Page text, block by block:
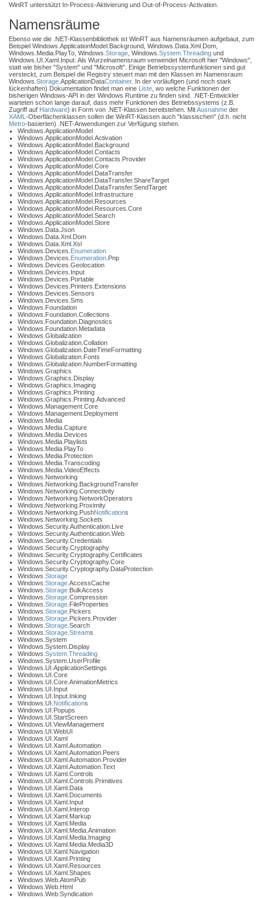
WinRT unterstützt In-Process-Aktivierung und Out-of-Process-Activation.
Namensräume
Ebenso wie die .NET-Klassenbibliothek ist WinRT aus Namensräumen aufgebaut, zum
Beispiel Windows.ApplicationModel.Background, Windows.Data.Xml.Dom,
Windows.Media.PlayTo, Windows. Storage , Windows. System.Threading und
Windows.UI.Xaml.Input. Als Wurzelnamensraum verwendet Microsoft hier "Windows",
statt wie bisher "System" und "Microsoft". Einige Betriebssystemfunktionen sind gut
versteckt, zum Beispiel die Registry steuert man mit den Klassen im Namensraum
Windows. Storage .ApplicationDataContainer. In der vorläufigen (und noch stark
lückenhaften) Dokumentation findet man eine Liste , wo welche Funktionen der
bisherigen Windows-API in der Windows Runtime zu finden sind. .NET-Entwickler
warteten schon lange darauf, dass mehr Funktionen des Betriebssystems (z.B.
Zugriff auf Hardware) in Form von .NET-Klassen bereitstehen. MitAusnahme der
XAML -Oberflächenklassen sollen die WinRT-Klassen auch "klassischen" (d.h. nicht
Metro-basierten) .NET-Anwendungen zur Verfügung stehen.
Windows.ApplicationModel
Windows.ApplicationModel.Activation
Windows.ApplicationModel.Background
Windows.ApplicationModel.Contacts
Windows.ApplicationModel.Contacts.Provider
Windows.ApplicationModel.Core
Windows.ApplicationModel.DataTransfer
Windows.ApplicationModel.DataTransfer.ShareTarget
Windows.ApplicationModel.DataTransfer.SendTarget
Windows.ApplicationModel.Infrastructure
Windows.ApplicationModel.Resources
Windows.ApplicationModel.Resources.Core
Windows.ApplicationModel.Search
Windows.ApplicationModel.Store
Windows.Data.Json
Windows.Data.Xml.Dom
Windows.Data.Xml.Xsl
Windows.Devices. Enumeration
Windows.Devices. Enumeration .Pnp
Windows.Devices.Geolocation
Windows.Devices.Input
Windows.Devices.Portable
Windows.Devices.Printers.Extensions
Windows.Devices.Sensors
Windows.Devices.Sms
Windows.Foundation
Windows.Foundation.Collections
Windows.Foundation.Diagnostics
Windows.Foundation.Metadata
Windows.Globalization
Windows.Globalization.Collation
Windows.Globalization.DateTimeFormatting
Windows.Globalization.Fonts
Windows.Globalization.NumberFormatting
Windows.Graphics
Windows.Graphics.Display
Windows.Graphics.Imaging
Windows.Graphics.Printing
Windows.Graphics.Printing.Advanced
Windows.Management.Core
Windows.Management.Deployment
Windows.Media
Windows.Media.Capture
Windows.Media.Devices
Windows.Media.Playlists
Windows.Media.PlayTo
Windows.Media.Protection
Windows.Media.Transcoding
Windows.Media.VideoEffects
Windows.Networking
Windows.Networking.BackgroundTransfer
Windows.Networking.Connectivity
Windows.Networking.NetworkOperators
Windows.Networking.Proximity
Windows.Networking.PushNotifications
Windows.Networking.Sockets
Windows.Security.Authentication.Live
Windows.Security.Authentication.Web
Windows.Security.Credentials
Windows.Security.Cryptography
Windows.Security.Cryptography.Certificates
Windows.Security.Cryptography.Core
Windows.Security.Cryptography.DataProtection
Windows. Storage
Windows. Storage .AccessCache
Windows. Storage .BulkAccess
Windows. Storage .Compression
Windows. Storage .FileProperties
Windows. Storage .Pickers
Windows. Storage .Pickers.Provider
Windows. Storage .Search
Windows. Storage Streams
Windows.System
Windows.System.Display
Windows. System.Threading
Windows.System.UserProfile
Windows.UI.ApplicationSettings
Windows.UI.Core
Windows.UI.Core.AnimationMetrics
Windows.UI.Input
Windows.UI.Input.Inking
Windows.UI. Notifications
Windows.UI.Popups
Windows.UI.StartScreen
Windows.UI.ViewManagement
Windows.UI.WebUI
Windows.UI.Xaml
Windows.UI.Xaml.Automation
Windows.UI.Xaml.Automation.Peers
Windows.UI.Xaml.Automation.Provider
Windows.UI.Xaml.Automation.Text
Windows.UI.Xaml.Controls
Windows.UI.Xaml.Controls.Primitives
Windows.UI.Xaml.Data
Windows.UI.Xaml.Documents
Windows.UI.Xaml.Input
Windows.UI.Xaml.Interop
Windows.UI.Xaml.Markup
Windows.UI.Xaml.Media
Windows.UI.Xaml.Media.Animation
Windows.UI.Xaml.Media.Imaging
Windows.UI.Xaml.Media.Media3D
Windows.UI.Xaml.Navigation
Windows.UI.Xaml.Printing
Windows.UI.Xaml.Resources
Windows.UI.Xaml.Shapes
Windows.Web.AtomPub
Windows.Web.Html
Windows.Web.Syndication